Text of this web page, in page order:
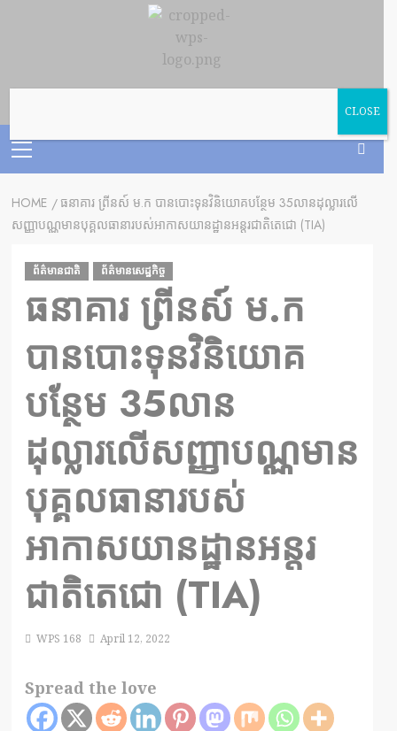
HOME
ធនាគារ ព្រីនស៍ ម.ក បានបោះទុនវិនិយោគបន្ថែម 35លានដុល្លារលើ
សញ្ញាបណ្ណមានបុគ្គលធានារបស់អាកាសយានដ្ឋានអន្តរជាតិតេជោ (TIA)
ព័ត៌មានជាតិ ព័ត៌មានសេដ្ឋកិច្ច
ធនាគារ ព្រីនស៍ ម.ក
បានបោះទុនវិនិយោគ
បន្ថែម 35លាន
ដុល្លារលើសញ្ញាបណ្ណមាន
បុគ្គលធានារបស់
អាកាសយានដ្ឋានអន្តរ
ជាតិតេជោ (TIA)
WPS 168 April 12, 2022
Spread the love
CLOSE